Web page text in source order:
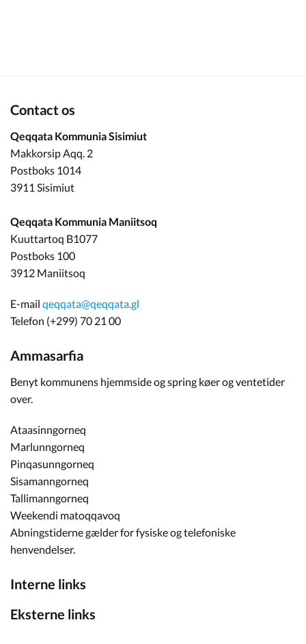
Contact os
Qeqqata Kommunia Sisimiut
Makkorsip Aqq. 2
Postboks 1014
3911 Sisimiut
Qeqqata Kommunia Maniitsoq
Kuuttartoq B1077
Postboks 100
3912 Maniitsoq
E-mail qeqqata@qeqqata.gl
Telefon (+299) 70 21 00
Ammasarfia
Benyt kommunens hjemmside og spring køer og ventetider
over.
Ataasinngorneq
Marlunngorneq
Pinqasunngorneq
Sisamanngorneq
Tallimanngorneq
Weekendi matoqqavoq
Abningstiderne gælder for fysiske og telefoniske
henvendelser.
Interne links
Eksterne links